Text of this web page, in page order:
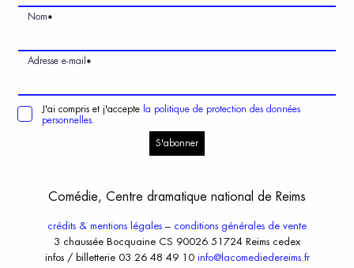
Nom*
Adresse e-mail *
J'ai compris et j'accepte la politique de protection des données
personnelles.
S'abonner
Comédie, Centre dramatique national de Reims
crédits & mentions légales – conditions générales de vente
3 chaussée Bocquaine CS 90026 51724 Reims cedex
infos / billetterie 03 26 48 49 10 info@lacomediedereims.fr